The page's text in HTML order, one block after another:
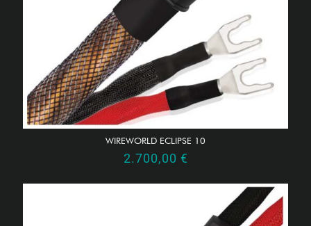
WIREWORLD ECLIPSE 10
2.700,00 €